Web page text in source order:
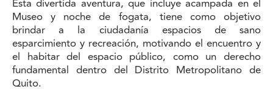
Esta divertida aventura, que incluye acampada en el
Museo y noche de fogata, tiene como objetivo
brindar a la ciudadanía espacios de sano
esparcimiento y recreación, motivando el encuentro y
el habitar del espacio público, como un derecho
fundamental dentro del Distrito Metropolitano de
Quito.